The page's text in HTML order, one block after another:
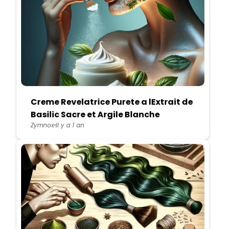
Creme Revelatrice Purete a lExtrait de
Basilic Sacre et Argile Blanche
ZymnoxIl y a 1 an